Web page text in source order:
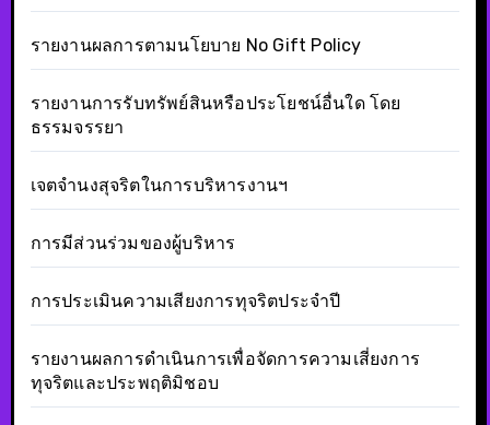
รายงานผลการตามนโยบาย No Gift Policy
รายงานการรับทรัพย์สินหรือประโยชน์อื่นใด โดย
ธรรมจรรยา
เจตจำนงสุจริตในการบริหารงานฯ
การมีส่วนร่วมของผู้บริหาร
การประเมินความเสียงการทุจริตประจำปี
รายงานผลการดำเนินการเพื่อจัดการความเสี่ยงการ
ทุจริตและประพฤติมิชอบ